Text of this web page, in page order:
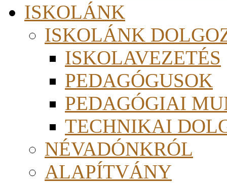
ISKOLÁNK
ISKOLÁNK
ISKOLAVEZETÉS
PEDAGÓGUSOK
PEDAGÓGIAI
TECHNIKAI
NÉVADÓNKRÓL
ALAPÍTVÁNY